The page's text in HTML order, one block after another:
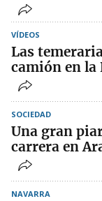
VÍDEOS
Las
camión en la
SOCIEDAD
Una gran
carrera en
NAVARRA